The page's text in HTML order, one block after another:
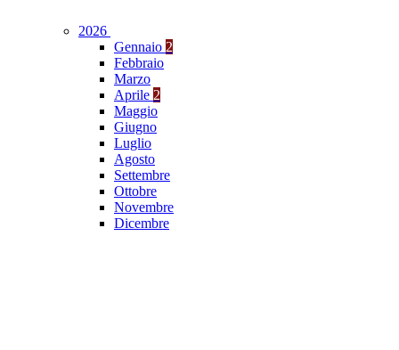
2026
Gennaio 2
Febbraio
Marzo
Aprile 2
Maggio
Giugno
Luglio
Agosto
Settembre
Ottobre
Novembre
Dicembre